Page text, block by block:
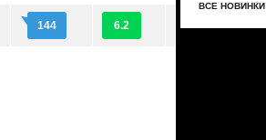
144 6.2
ВСЕ НОВИНКИ